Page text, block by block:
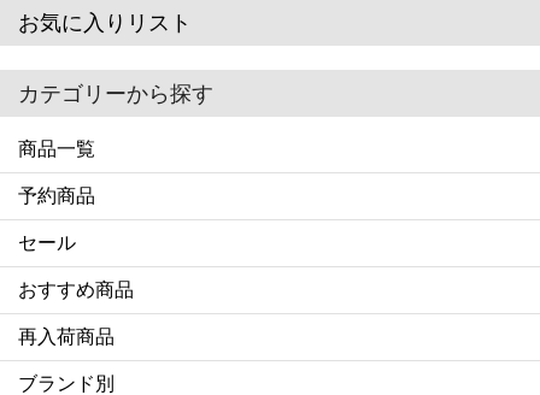
お気に入りリスト
カテゴリーから探す
商品一覧
予約商品
セール
おすすめ商品
再入荷商品
ブランド別